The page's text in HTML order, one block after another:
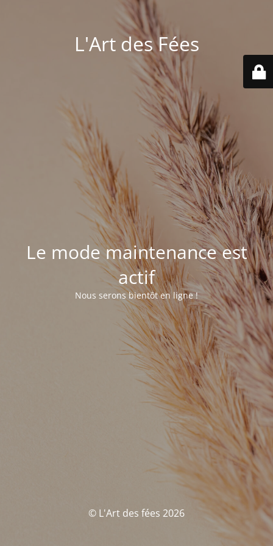
L'Art des Fées
Le mode maintenance est
actif
Nous serons bientôt en ligne !
© L'Art des fées 2026